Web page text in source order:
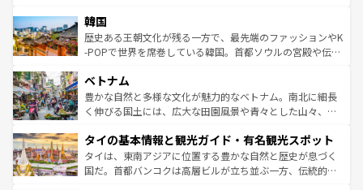
はコンテンツ一覧
いる。アクティビティも充実しており、サーフィンやダイ
ビング、ハイキングなど、アウトドア好きにはたまらな
い。オーストラリアの多彩な魅力を存分に味わいつくそ
参照してほしい。
ン）、静ひつな山岳地帯である台湾東部など、都市の喧騒
と山間の静けさが共存しており、訪れる人に新しい発見と
驚きをもたらしてくれる。また、奥深い台湾の食文化も魅
容にもいいと評判のスイーツなど、バラエティ豊かな料理
が味わえる。 なお、新着の台湾情報は コンテンツ一覧を参
照してほしい。
韓国
歴史ある王朝文化が残る一方で、最先端のファッションやK
-POPで世界を席巻している韓国。首都ソウルの宮殿や伝統
き、地方に足を延ばせば四季折々の自然美を楽しむことが
できる。そして、キムチや焼肉、絶品のストリートフード
まで、さまざまな韓国料理が待っている。夜には、韓国な
リティに包まれながら、韓国の多彩な魅力を心ゆくまで味
わってみてほしい。 なお、新着の韓国情報はコンテンツ一
覧を参照してほしい。
ベトナム
豊かな自然と多様な文化が魅力的なベトナム。南北に細長
く伸びる国土には、広大な田園風景や青々とした山々、世
急速な発展と共に伝統が息づく。ハノイの古い町並みやホ
ーチミン市のフランス統治時代の建物も、独特の雰囲気を
醸し出している。また、バラエティの豊かさとおいしさで
タイの基本情報と観光ガイド・有名観光スポット
タイは、東南アジアに位置する豊かな自然と歴史が息づく
国だ。首都バンコクは高層ビルが立ち並ぶ一方、伝統的な